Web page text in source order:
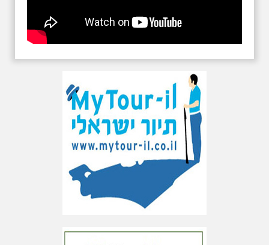
אוסף של בולות מסוף
שהתגלה בחפירות עיר
דוד שופך אור על
הבירוקרטיה והאנשים
שמאחוריה בירושלים
הקדומה
בירוקרטיה ופקידים מן העבר:
אוסף של בולות מסוף ימי הבית
הראשון שהתגלה בחפירות עיר
דוד שופך אור על הבירוקרטיה
והאנשים שמאחוריה בירושלים
הקדומה אוסף הבולות שחלקן
הארכיאולוגי השנתי של עיר דוד